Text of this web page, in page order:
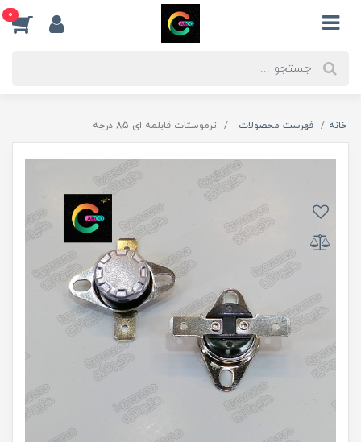
0
خانه فهرست محصولات ترموستات قابلمه ای 85 درجه